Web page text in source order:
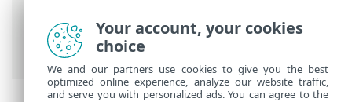
PROTECT On-Prem 主菜单 >计算机>组>
组详细信息
Your account, your cookies
choice
We and our partners use cookies to give you the best
optimized online experience, analyze our website traffic,
and serve you with personalized ads. You can agree to the